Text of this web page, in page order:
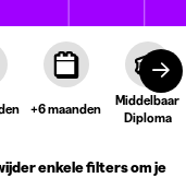
+6 maanden
Middelbaar
Diploma
enkele filters om je